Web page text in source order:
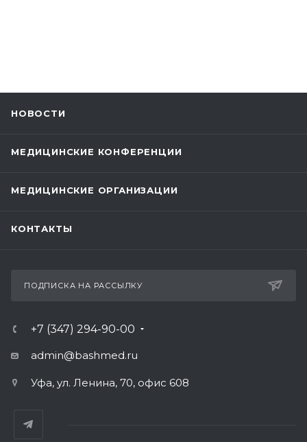
НОВОСТИ
МЕДИЦИНСКИЕ КОНФЕРЕНЦИИ
МЕДИЦИНСКИЕ ОРГАНИЗАЦИИ
КОНТАКТЫ
ПОДПИСКА НА РАССЫЛКУ
+7 (347) 294-90-00
admin@bashmed.ru
Уфа, ул. Ленина, 70, офис 608